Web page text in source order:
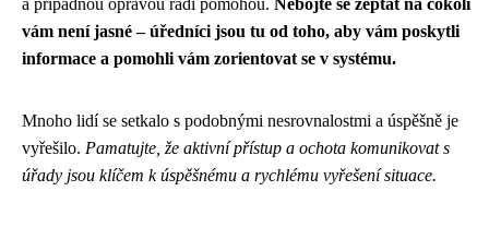
a případnou opravou rádi pomohou. Nebojte se zeptat na cokoli
vám není jasné – úředníci jsou tu od toho, aby vám poskytli
informace a pomohli vám zorientovat se v systému.
Mnoho lidí se setkalo s podobnými nesrovnalostmi a úspěšně je
vyřešilo. Pamatujte, že aktivní přístup a ochota komunikovat s
úřady jsou klíčem k úspěšnému a rychlému vyřešení situace.